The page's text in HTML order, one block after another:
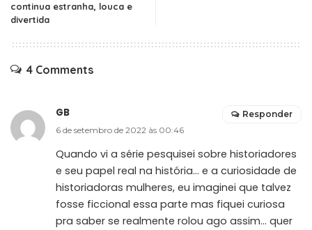
continua estranha, louca e
divertida
4 Comments
GB
6 de setembro de 2022 às 00:46
Quando vi a série pesquisei sobre historiadores
e seu papel real na história… e a curiosidade de
historiadoras mulheres, eu imaginei que talvez
fosse ficcional essa parte mas fiquei curiosa
pra saber se realmente rolou ago assim… quer
Responder